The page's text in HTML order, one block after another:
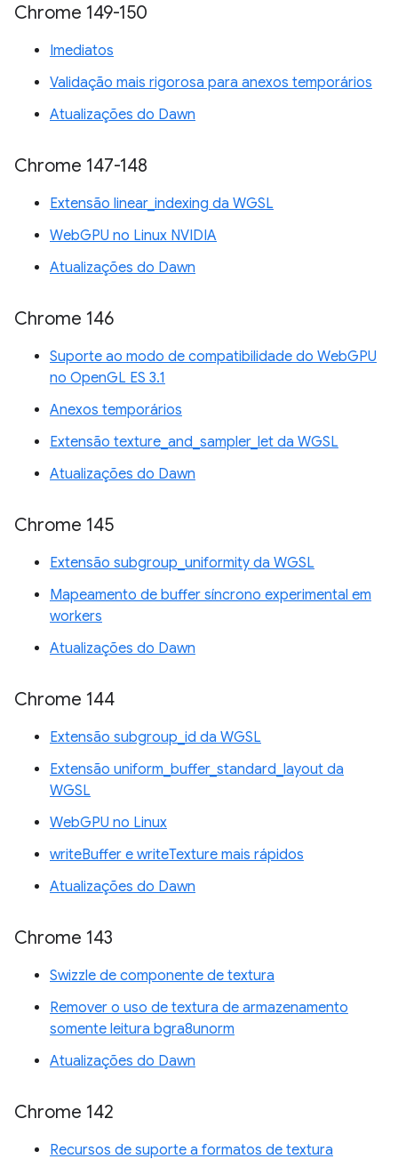
Chrome 149-150
Imediatos
Validação mais rigorosa para anexos temporários
Atualizações do Dawn
Chrome 147-148
Extensão linear_indexing da WGSL
WebGPU no Linux NVIDIA
Atualizações do Dawn
Chrome 146
Suporte ao modo de compatibilidade do WebGPU
no OpenGL ES 3.1
Anexos temporários
Extensão texture_and_sampler_let da WGSL
Atualizações do Dawn
Chrome 145
Extensão subgroup_uniformity da WGSL
Mapeamento de buffer síncrono experimental em
workers
Atualizações do Dawn
Chrome 144
Extensão subgroup_id da WGSL
Extensão uniform_buffer_standard_layout da
WGSL
WebGPU no Linux
writeBuffer e writeTexture mais rápidos
Atualizações do Dawn
Chrome 143
Swizzle de componente de textura
Remover o uso de textura de armazenamento
somente leitura bgra8unorm
Atualizações do Dawn
Chrome 142
Recursos de suporte a formatos de textura